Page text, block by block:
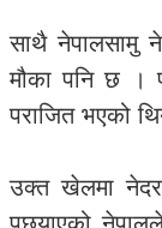
साथै नेपालसामु
मौका पनि छ ।
पराजित भएको
उक्त खेलमा